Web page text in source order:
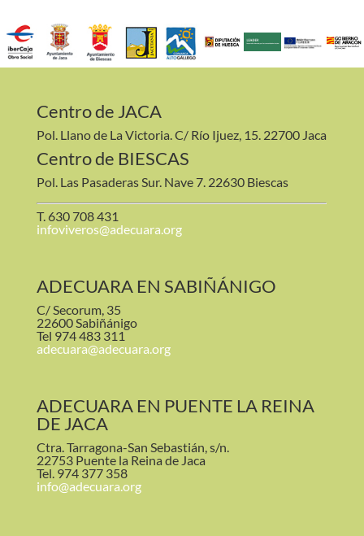
Centro de JACA
Pol. Llano de La Victoria. C/ Río Ijuez, 15. 22700 Jaca
Centro de BIESCAS
Pol. Las Pasaderas Sur. Nave 7. 22630 Biescas
T. 630 708 431
infoviveros@adecuara.org
ADECUARA EN SABIÑÁNIGO
C/ Secorum, 35
22600 Sabiñánigo
Tel 974 483 311
adecuara@adecuara.org
ADECUARA EN PUENTE LA REINA
DE JACA
Ctra. Tarragona-San Sebastián, s/n.
22753 Puente la Reina de Jaca
Tel. 974 377 358
info@adecuara.org